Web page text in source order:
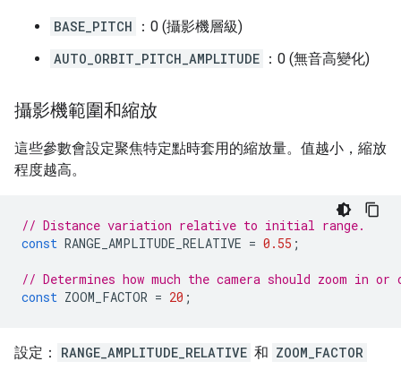
BASE_PITCH
：0 (攝影機層級)
AUTO_ORBIT_PITCH_AMPLITUDE ：0 (無音高變化)
攝影機範圍和縮放
這些參數會設定聚焦特定點時套用的縮放量。值越小，縮放
程度越高。
// Distance variation relative to initial range.
const RANGE_AMPLITUDE_RELATIVE = 0.55 ;
// Determines how much the camera should zoom in or
const ZOOM_FACTOR = 20 ;
設定： RANGE_AMPLITUDE_RELATIVE 和 ZOOM_FACTOR